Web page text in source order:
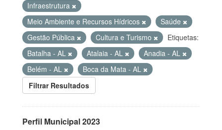
Infraestrutura
Meio Ambiente e Recursos Hídricos
Saúde
Gestão Pública
Cultura e Turismo
Etiquetas:
Batalha - AL
Atalaia - AL
Anadia - AL
Belém - AL
Boca da Mata - AL
Filtrar Resultados
Perfil Municipal 2023